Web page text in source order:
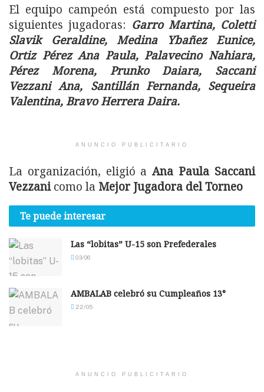
El equipo campeón está compuesto por las
siguientes jugadoras: Garro Martina, Coletti
Slavik Geraldine, Medina Ybañez Eunice,
Ortiz Pérez Ana Paula, Palavecino Nahiara,
Pérez Morena, Prunko Daiara, Saccani
Vezzani Ana, Santillán Fernanda, Sequeira
Valentina, Bravo Herrera Daira.
ANUNCIO PUBLICITARIO
La organización, eligió aAna Paula Saccani
Vezzanicomo la Mejor Jugadora del Torneo
Te puede interesar
Las “lobitas” U-15 son Prefederales
03/06
AMBALAB celebró su Cumpleaños 13°
22/05
ANUNCIO PUBLICITARIO